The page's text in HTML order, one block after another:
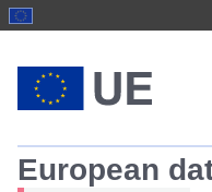
European